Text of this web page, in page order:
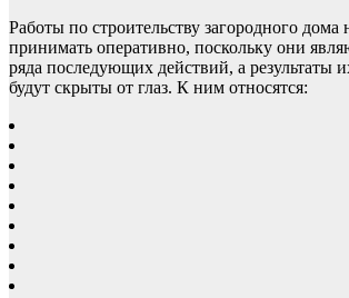
Работы по строительству загородного дома
принимать оперативно, поскольку они
ряда последующих действий, а результаты
будут скрыты от глаз. К ним относятся: